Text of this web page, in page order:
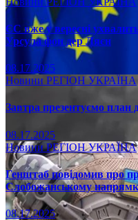
ЄС вже у вересні
Урсула фон дер Ляєн
08.17.2025
Новини РЕГІОН УКРАЇНА
Завтра презентуємо план
08.17.2025
НовиниРЕГІОНУКРАЇНА
Генштаб повідомив про
Слобожанському
08.17.2025